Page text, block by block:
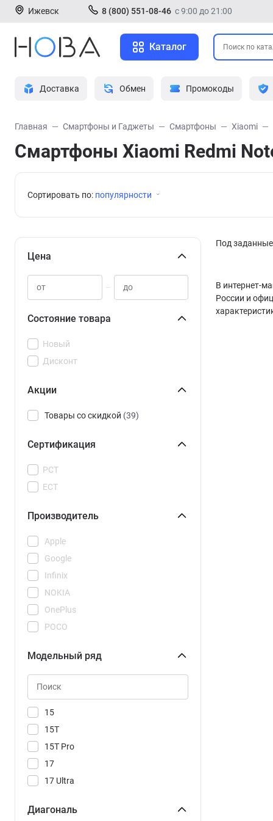
Ижевск 8 (800) 551-08-46 с 9:00 до 21:00
Каталог
Доставка Обмен Промокоды
Главная Смартфоны и Гаджеты Смартфоны Xiaomi
Смартфоны Xiaomi Redmi
Сортировать по: популярности
Цена
–
Состояние товара
Новый
Дисконт
Акции
Товары со скидкой (39)
Сертификация
РСТ
ЕСТ
Производитель
Apple
Google
Infinix
NOKIA
OnePlus
POCO
Realme
Samsung
Vivo
Xiaomi
Модельный ряд
15
15T
15T Pro
17
17 Ultra
17T Pro
Диагональ
Под
В интернет-
России и